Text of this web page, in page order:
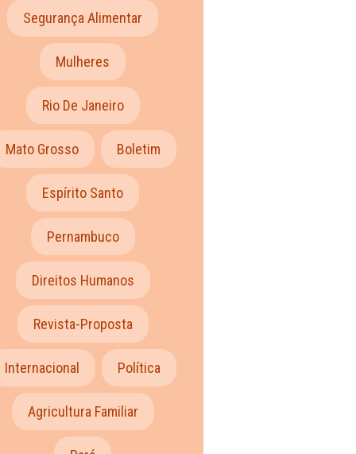
Segurança Alimentar
Mulheres
Rio De Janeiro
Mato Grosso Boletim
Espírito Santo
Pernambuco
Direitos Humanos
Revista-Proposta
Internacional Política
Agricultura Familiar